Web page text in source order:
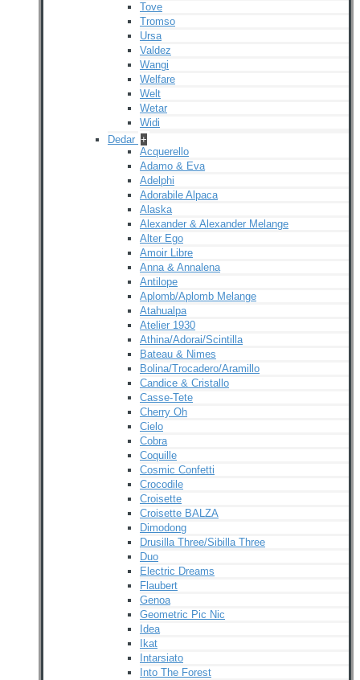
Tove
Tromso
Ursa
Valdez
Wangi
Welfare
Welt
Wetar
Widi
Dedar +
Acquerello
Adamo & Eva
Adelphi
Adorabile Alpaca
Alaska
Alexander & Alexander Melange
Alter Ego
Amoir Libre
Anna & Annalena
Antilope
Aplomb/Aplomb Melange
Atahualpa
Atelier 1930
Athina/Adorai/Scintilla
Bateau & Nimes
Bolina/Trocadero/Aramillo
Candice & Cristallo
Casse-Tete
Cherry Oh
Cielo
Cobra
Coquille
Cosmic Confetti
Crocodile
Croisette
Croisette BALZA
Dimodong
Drusilla Three/Sibilla Three
Duo
Electric Dreams
Flaubert
Genoa
Geometric Pic Nic
Idea
Ikat
Intarsiato
Into The Forest